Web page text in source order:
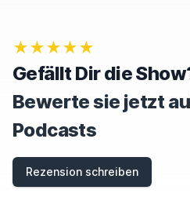
R
E
T
H
I
S
F
E
★★★★★
Gefällt Dir die
Bewerte sie jetzt
Podcasts
Rezension schreiben